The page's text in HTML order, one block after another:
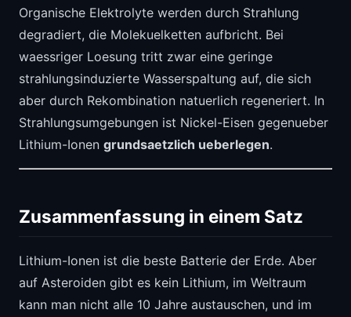
Organische Elektrolyte werden durch Strahlung
degradiert, die Molekuelketten aufbricht. Bei
waessriger Loesung tritt zwar eine geringe
strahlungsinduzierte Wasserspaltung auf, die sich
aber durch Rekombination natuerlich regeneriert. In
Strahlungsumgebungen ist Nickel-Eisen gegenueber
Lithium-Ionen grundsaetzlich ueberlegen.
Zusammenfassung in einem Satz
Lithium-Ionen ist die beste Batterie der Erde. Aber
auf Asteroiden gibt es kein Lithium, im Weltraum
kann man nicht alle 10 Jahre austauschen, und im